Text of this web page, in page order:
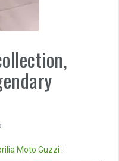
Moto Guzzi :